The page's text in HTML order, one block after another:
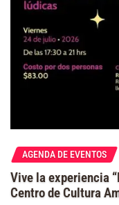
AGENDA DE EVENTOS
Vive la experiencia
Centro de Cultura